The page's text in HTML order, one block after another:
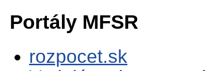
Portály MFSR
rozpocet.sk